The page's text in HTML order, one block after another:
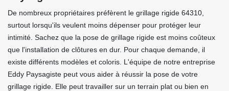
De nombreux propriétaires préfèrent le grillage rigide 64310,
surtout lorsqu'ils veulent moins dépenser pour protéger leur
intimité. Sachez que la pose de grillage rigide est moins coûteux
que l'installation de clôtures en dur. Pour chaque demande, il
existe différents modèles et coloris. L'équipe de notre entreprise
Eddy Paysagiste peut vous aider à réussir la pose de votre
grillage rigide. Elle peut travailler sur un terrain plat ou bien en